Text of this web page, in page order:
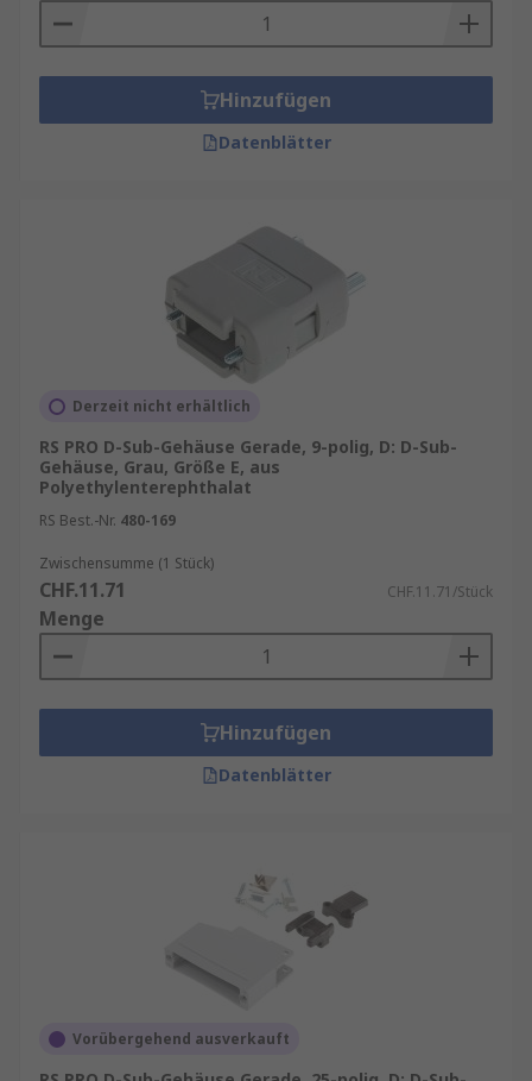
Hinzufügen
Datenblätter
Derzeit nicht erhältlich
RS PRO D-Sub-Gehäuse Gerade, 9-polig, D: D-Sub-
Gehäuse, Grau, Größe E, aus
Polyethylenterephthalat
RS Best.-Nr. 480-169
Zwischensumme (1 Stück)
CHF.11.71 CHF.11.71/Stück
Menge
Hinzufügen
Datenblätter
Vorübergehend ausverkauft